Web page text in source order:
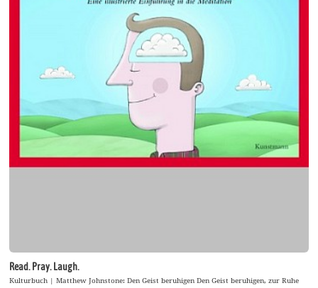
Read. Pray. Laugh.
Kulturbuch | Matthew Johnstone: Den Geist beruhigen Den Geist beruhigen, zur Ruhe